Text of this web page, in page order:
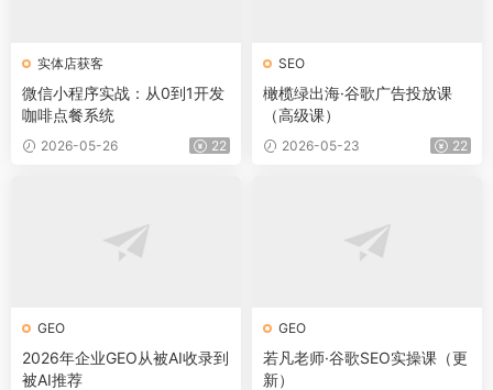
实体店获客
微信小程序实战：从0到1开发
咖啡点餐系统
2026-05-26 22
SEO
橄榄绿出海·谷歌广告投放课
（高级课）
2026-05-23 22
GEO
2026年企业GEO从被AI收录到
被AI推荐
GEO
若凡老师·谷歌SEO实操课（更
新）